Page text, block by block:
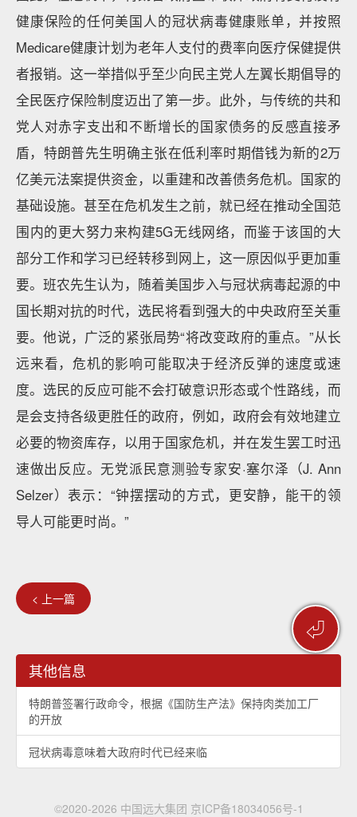
⏎
健康保险的任何美国人的冠状病毒健康账单，并按照
Medicare健康计划为老年人支付的费率向医疗保健提供
者报销。这一举措似乎至少向民主党人左翼长期倡导的
全民医疗保险制度迈出了第一步。此外，与传统的共和
党人对赤字支出和不断增长的国家债务的反感直接矛
盾，特朗普先生明确主张在低利率时期借钱为新的2万
亿美元法案提供资金，以重建和改善债务危机。国家的
基础设施。甚至在危机发生之前，就已经在推动全国范
围内的更大努力来构建5G无线网络，而鉴于该国的大
部分工作和学习已经转移到网上，这一原因似乎更加重
要。班农先生认为，随着美国步入与冠状病毒起源的中
国长期对抗的时代，选民将看到强大的中央政府至关重
要。他说，广泛的紧张局势“将改变政府的重点。”从长
远来看，危机的影响可能取决于经济反弹的速度或速
度。选民的反应可能不会打破意识形态或个性路线，而
是会支持各级更胜任的政府，例如，政府会有效地建立
必要的物资库存，以用于国家危机，并在发生罢工时迅
速做出反应。无党派民意测验专家安·塞尔泽（J. Ann
Selzer）表示：“钟摆摆动的方式，更安静，能干的领
导人可能更时尚。”
< 上一篇
其他信息
特朗普签署行政命令，根据《国防生产法》保持肉类加工厂
的开放
冠状病毒意味着大政府时代已经来临
©2020-2026 中国远大集团 京ICP备18034056号-1